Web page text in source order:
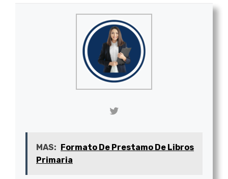
MAS: Formato De Prestamo De Libros
Primaria